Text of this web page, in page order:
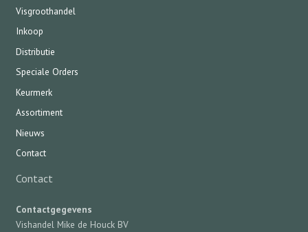
Visgroothandel
Inkoop
Distributie
Speciale Orders
Keurmerk
Assortiment
Nieuws
Contact
Contact
Contactgegevens
Vishandel Mike de Houck BV